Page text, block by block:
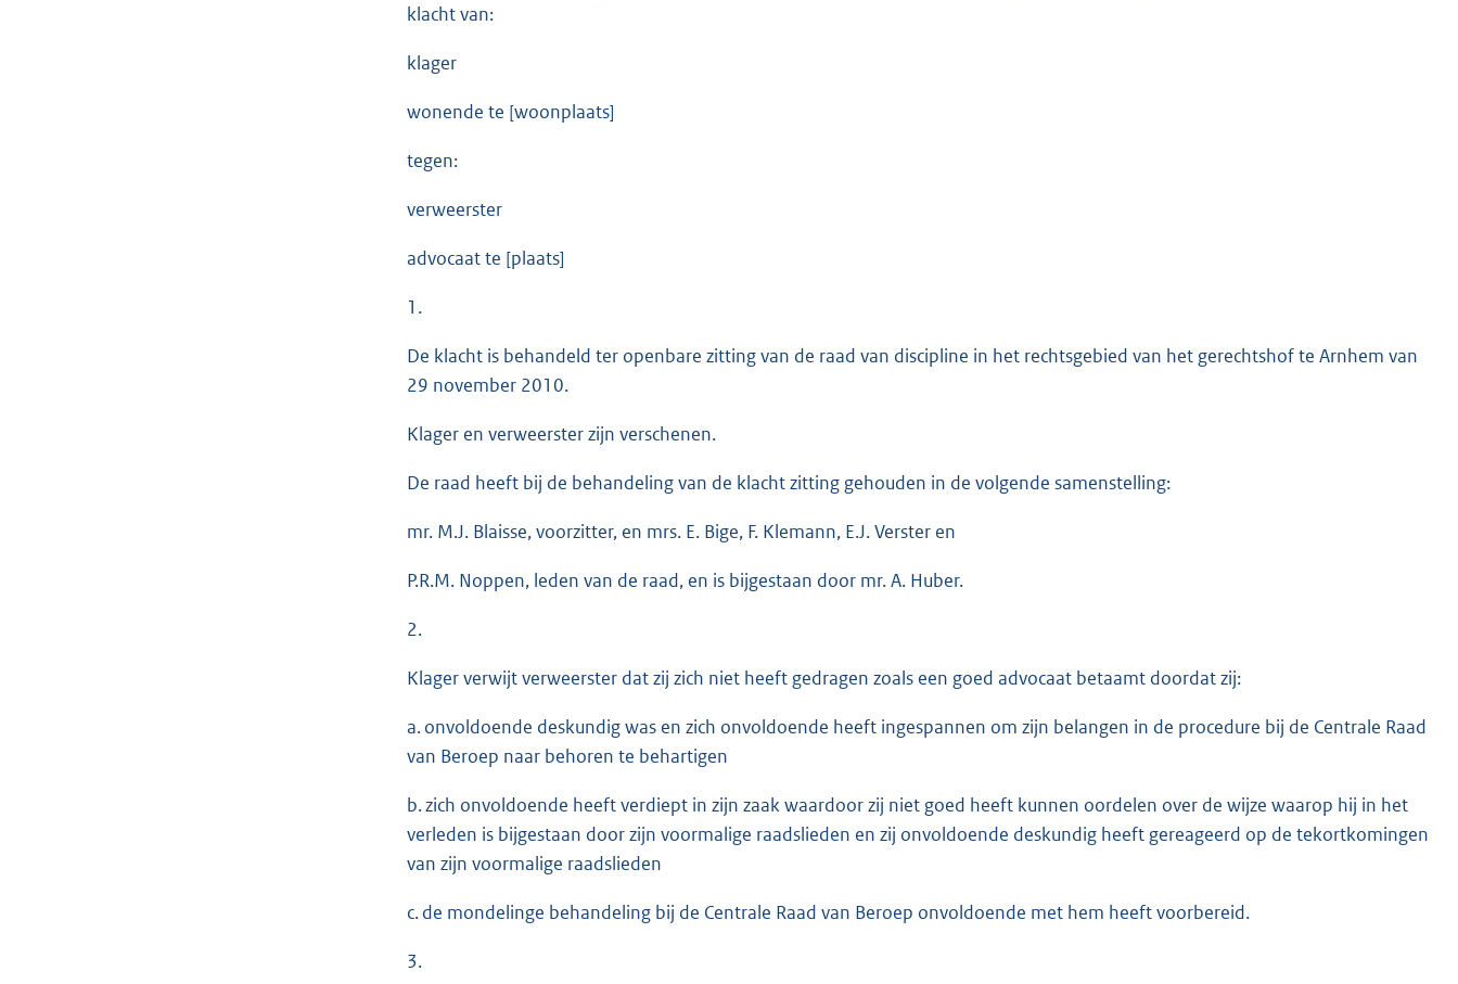
klacht van:
klager
wonende te [woonplaats]
tegen:
verweerster
advocaat te [plaats]
1.
De klacht is behandeld ter openbare zitting van de raad van discipline in het rechtsgebied van het gerechtshof te Arnhem van
29 november 2010.
Klager en verweerster zijn verschenen.
De raad heeft bij de behandeling van de klacht zitting gehouden in de volgende samenstelling:
mr. M.J. Blaisse, voorzitter, en mrs. E. Bige, F. Klemann, E.J. Verster en
P.R.M. Noppen, leden van de raad, en is bijgestaan door mr. A. Huber.
2.
Klager verwijt verweerster dat zij zich niet heeft gedragen zoals een goed advocaat betaamt doordat zij:
a. onvoldoende deskundig was en zich onvoldoende heeft ingespannen om zijn belangen in de procedure bij de Centrale Raad
van Beroep naar behoren te behartigen
b. zich onvoldoende heeft verdiept in zijn zaak waardoor zij niet goed heeft kunnen oordelen over de wijze waarop hij in het
verleden is bijgestaan door zijn voormalige raadslieden en zij onvoldoende deskundig heeft gereageerd op de tekortkomingen
van zijn voormalige raadslieden
c. de mondelinge behandeling bij de Centrale Raad van Beroep onvoldoende met hem heeft voorbereid.
3.